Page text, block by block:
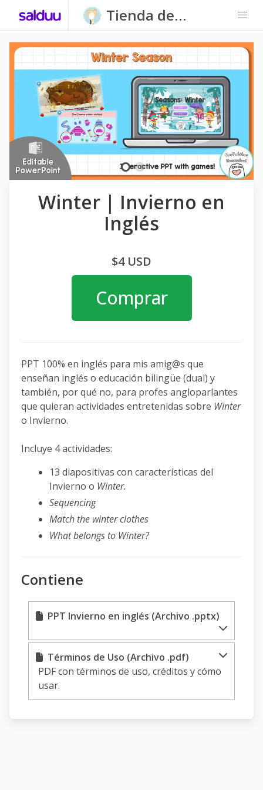
Tienda de
Carpatitas
Homeschool
Winter | Invierno en
Inglés
$4 USD
Comprar
PPT 100% en inglés para mis amig@s que
enseñan inglés o educación bilingüe (dual) y
también, por qué no, para profes angloparlantes
que quieran actividades entretenidas sobre Winter
o Invierno.
Incluye 4 actividades:
13 diapositivas con características del
Invierno o Winter.
Sequencing
Match the winter clothes
What belongs to Winter?
Contiene
PPT Invierno en inglés (Archivo .pptx)
Términos de Uso (Archivo .pdf)
PDF con términos de uso, créditos y cómo
usar.